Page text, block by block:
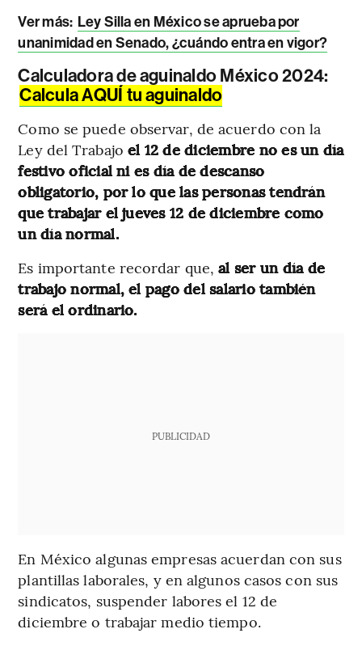
Ver más: Ley Silla en México se aprueba por
unanimidad en Senado, ¿cuándo entra en vigor?
Calculadora de aguinaldo México 2024:
Calcula AQUÍ tu aguinaldo
Como se puede observar, de acuerdo con la
Ley del Trabajo el 12 de diciembre no es un día
festivo oficial ni es día de descanso
obligatorio, por lo que las personas tendrán
que trabajar el jueves 12 de diciembre como
un día normal.
Es importante recordar que,al ser un día de
trabajo normal, el pago del salario también
será el ordinario.
PUBLICIDAD
En México algunas empresas acuerdan con sus
plantillas laborales, y en algunos casos con sus
sindicatos, suspender labores el 12 de
diciembre o trabajar medio tiempo.